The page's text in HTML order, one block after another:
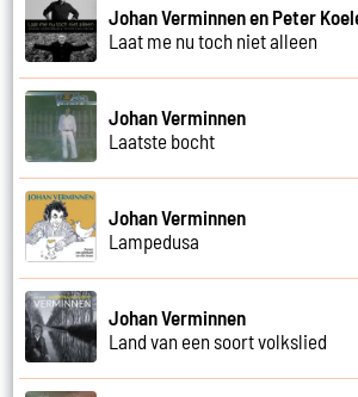
Johan Verminnen en Peter
Laat me nu toch niet alleen
Johan Verminnen
Laatste bocht
Johan Verminnen
Lampedusa
Johan Verminnen
Land van een soort volkslied